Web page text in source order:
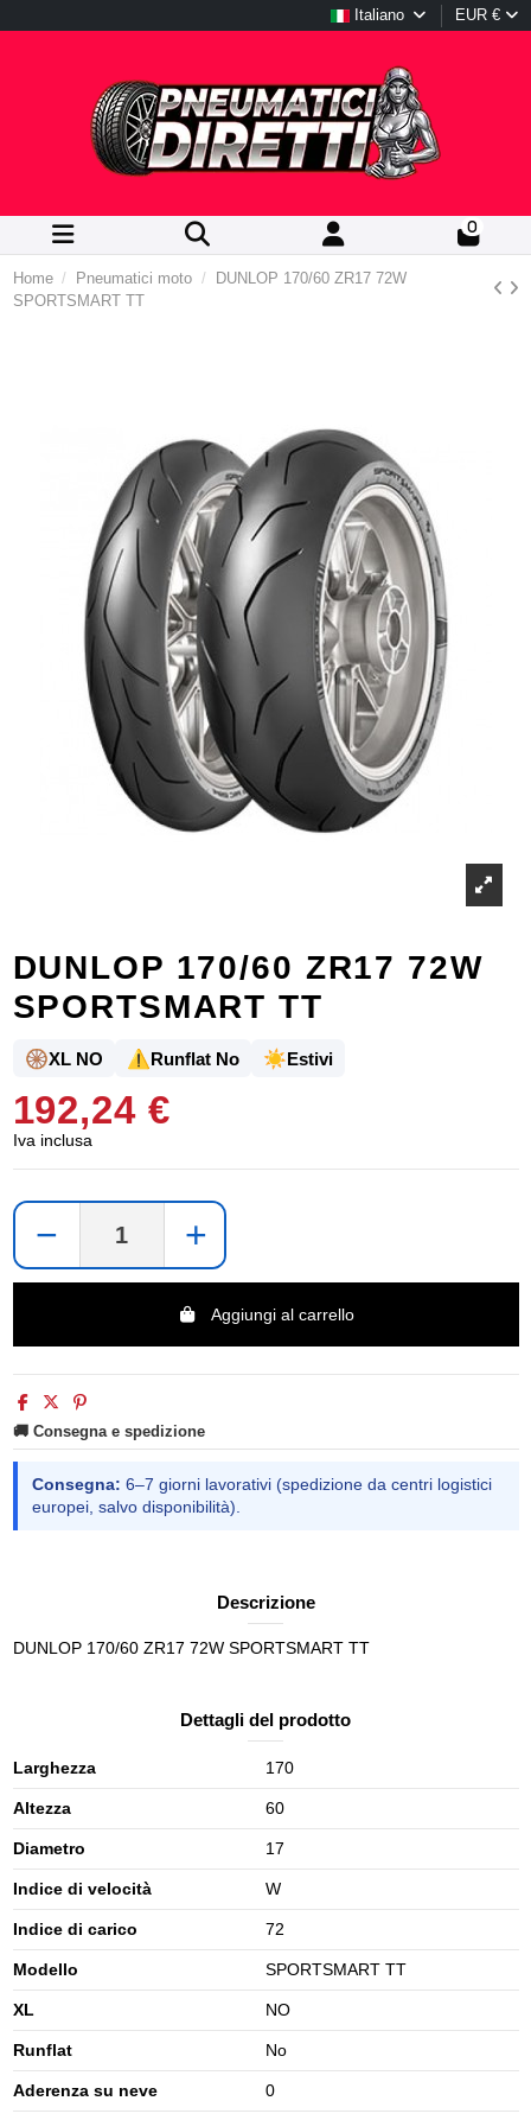
Italiano EUR €
0
Home Pneumatici moto
DUNLOP 170/60 ZR17 72W
SPORTSMART TT
DUNLOP 170/60 ZR17 72W
SPORTSMART TT
🛞XL NO ⚠️Runflat No ☀️Estivi
192,24 €
Iva inclusa
− +
Aggiungi al carrello
🚚 Consegna e spedizione
Consegna: 6–7 giorni lavorativi (spedizione da centri logistici
europei, salvo disponibilità).
Descrizione
DUNLOP 170/60 ZR17 72W SPORTSMART TT
Dettagli del prodotto
Larghezza 170
Altezza 60
Diametro 17
Indice di velocità W
Indice di carico 72
Modello SPORTSMART TT
XL NO
Runflat No
Aderenza su neve 0